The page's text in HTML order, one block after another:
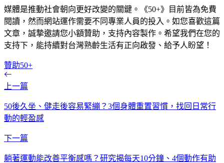
媒體是推動社會朝向更好改變的關鍵。《50+》目前皆為免費
閱讀，然而網站運作需要不同專業人員的投入。如您喜歡這篇
文章，誠摯邀請您小額贊助，支持內容製作。希望我們在您的
支持下，能持續對台灣熟齡生活有正向啟發、給予人盼望！
贊助50+
上一篇
50後久坐、健走後容易緊繃？3個身體重置習慣，找回日常行
動的輕盈感
下一篇
躺著運動能改善平衡感嗎？研究揭每天10分鐘、4個動作有助